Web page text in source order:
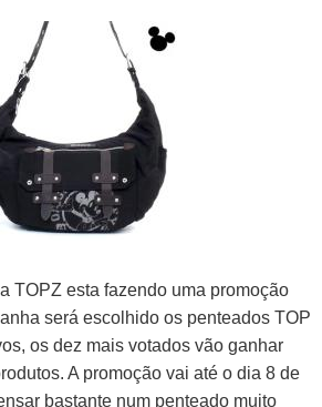
TOPZ esta fazendo uma promoção
será escolhido os penteados TOP
os dez mais votados vão ganhar
A promoção vai até o dia 8 de
bastante num penteado muito